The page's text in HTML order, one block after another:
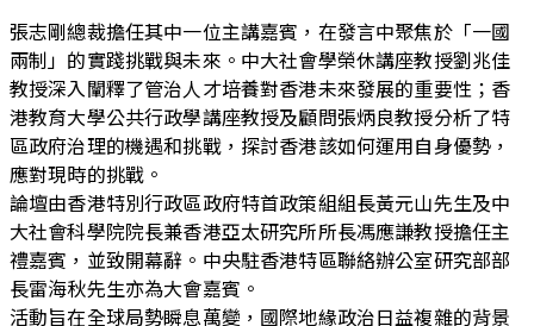
張志剛總裁擔任其中一位主講嘉賓，在發言中聚焦於「一國
兩制」的實踐挑戰與未來。中大社會學榮休講座教授劉兆佳
教授深入闡釋了管治人才培養對香港未來發展的重要性；香
港教育大學公共行政學講座教授及顧問張炳良教授分析了特
區政府治理的機遇和挑戰，探討香港該如何運用自身優勢，
應對現時的挑戰。
論壇由香港特別行政區政府特首政策組組長黃元山先生及中
大社會科學院院長兼香港亞太研究所所長馮應謙教授擔任主
禮嘉賓，並致開幕辭。中央駐香港特區聯絡辦公室研究部部
長雷海秋先生亦為大會嘉賓。
活動旨在全球局勢瞬息萬變，國際地緣政治日益複雜的背景